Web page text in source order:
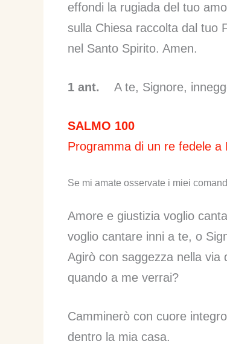
effondi la rugiada del tuo
sulla Chiesa raccolta dal tuo
nel Santo Spirito. Amen.
1 ant. A te, Signore,
SALMO 100
Programma di un re fedele a
Se mi amate osservate i miei
Amore e giustizia voglio
voglio cantare inni a te, o
Agirò con saggezza nella via
quando a me verrai?
Camminerò con cuore
dentro la mia casa.